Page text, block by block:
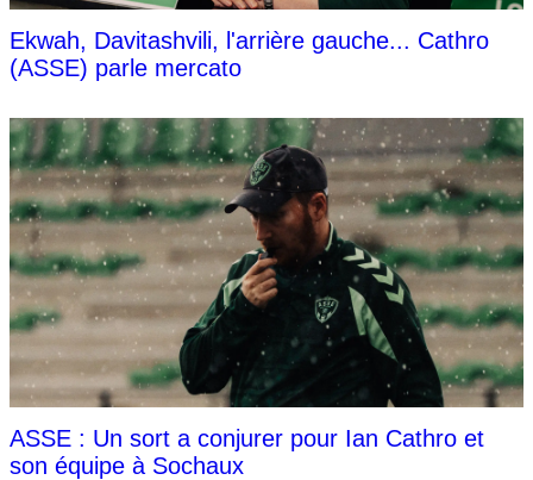
Ekwah, Davitashvili, l'arrière gauche... Cathro
(ASSE) parle mercato
ASSE : Un sort a conjurer pour Ian Cathro et
son équipe à Sochaux